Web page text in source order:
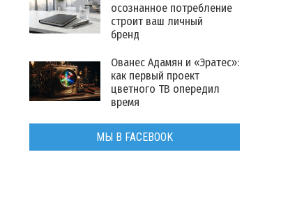
осознанное потребление
строит ваш личный
бренд
Ованес Адамян и «Эратес»:
как первый проект
цветного ТВ опередил
время
МЫ В FACEBOOK